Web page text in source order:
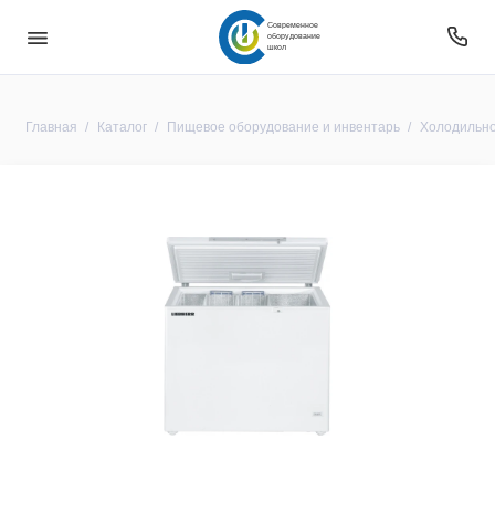
Современное
оборудование
школ
Главная Каталог Пищевое оборудование и инвентарь